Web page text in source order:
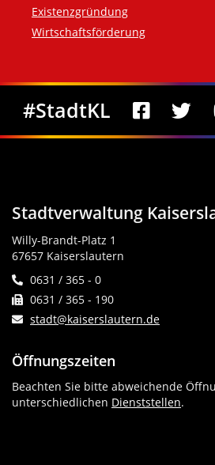
Existenzgründung
Wirtschaftsförderung
Social Media
#StadtKL
Stadtverwaltung
Willy-Brandt-Platz 1
67657 Kaiserslautern
0631 / 365 - 0
0631 / 365 - 190
stadt@kaiserslautern.de
Öffnungszeiten
Beachten Sie bitte abweichende
unterschiedlichen Dienststellen.